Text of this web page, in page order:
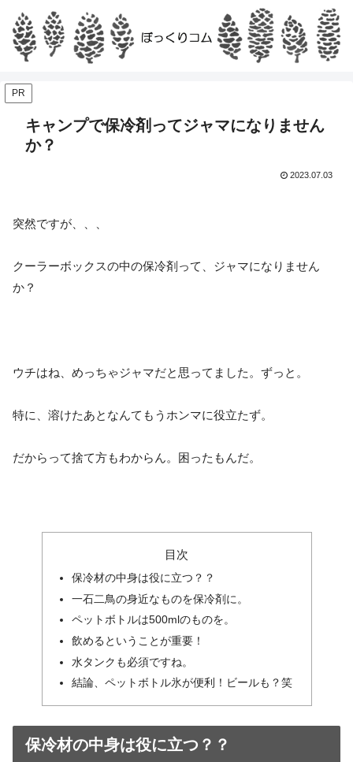
PR
キャンプで保冷剤ってジャマになりません
か？
2023.07.03
突然ですが、、、
クーラーボックスの中の保冷剤って、ジャマになりません
か？
ウチはね、めっちゃジャマだと思ってました。ずっと。
特に、溶けたあとなんてもうホンマに役立たず。
だからって捨て方もわからん。困ったもんだ。
目次
保冷材の中身は役に立つ？？
一石二鳥の身近なものを保冷剤に。
ペットボトルは500mlのものを。
飲めるということが重要！
水タンクも必須ですね。
結論、ペットボトル氷が便利！ビールも？笑
保冷材の中身は役に立つ？？